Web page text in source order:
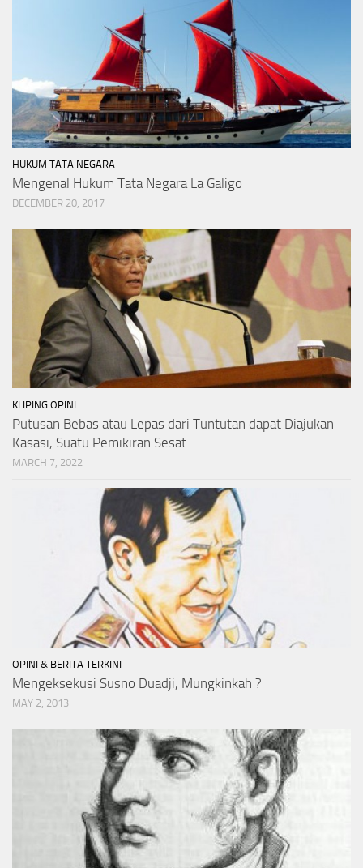
HUKUM TATA NEGARA
Mengenal Hukum Tata Negara La Galigo
DECEMBER 20, 2017
KLIPING OPINI
Putusan Bebas atau Lepas dari Tuntutan dapat Diajukan
Kasasi, Suatu Pemikiran Sesat
MARCH 7, 2022
OPINI & BERITA TERKINI
Mengeksekusi Susno Duadji, Mungkinkah ?
MAY 2, 2013